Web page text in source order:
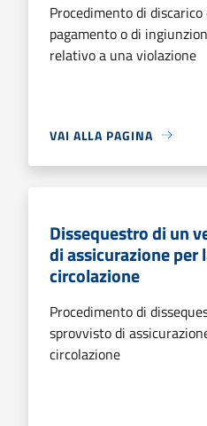
Procedimento di
pagamento o di
relativo a una violazione
VAI ALLA PAGINA
Dissequestro di un
di assicurazione per
circolazione
Procedimento di
sprovvisto di
circolazione